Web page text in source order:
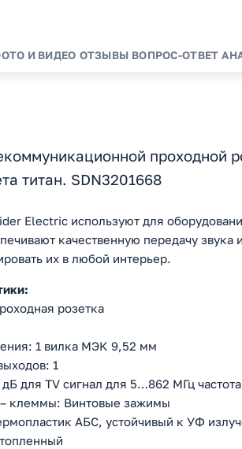
И ВИДЕО ОТЗЫВЫ ВОПРОС-ОТВЕТ
проходной
титан. SDN3201668
Electric используют для
качественную передачу
их в любой интерьер.
розетка
1 вилка МЭК 9,52 мм
1
для TV сигнал для 5…862 МГц частота
клеммы: Винтовые зажимы
АБС, устойчивый к УФ